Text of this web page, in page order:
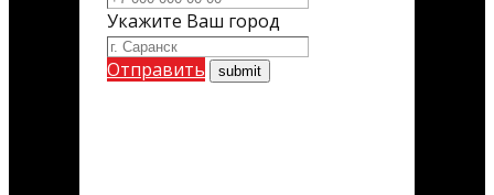
Укажите Ваш город
Отправить